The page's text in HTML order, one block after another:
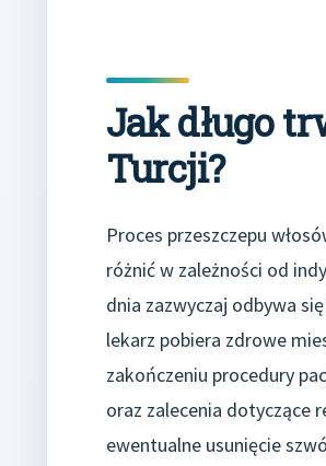
Jak długo
Turcji?
Proces przeszczepu
różnić w zależności od
dnia zazwyczaj odbywa
lekarz pobiera zdrowe
zakończeniu procedury
oraz zalecenia dotyczące
ewentualne usunięcie